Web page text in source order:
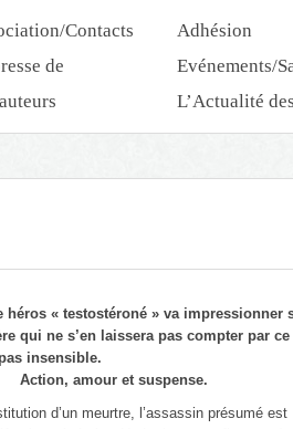
Contacts
Adhésion
de
Evénements/
L’Actualité
héros « testostéroné » va impressionner
qui ne s’en laissera pas compter par
insensible.
Action, amour et suspense.
d’un meurtre, l’assassin présumé est